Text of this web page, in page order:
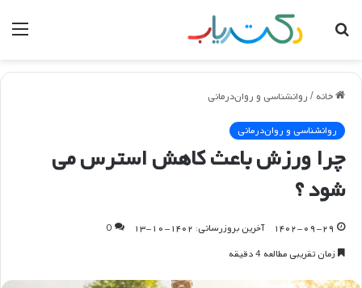
جستجو
خانه / روانشناسی و روان‌درمانی
روانشناسی و روان‌درمانی
چرا ورزش باعث کاهش استرس می
شود ؟
۱۴۰۲-۰۹-۲۹ آخرین بروزرسانی: ۱۴۰۲-۱۰-۱۳
0
زمان تقریبی مطالعه 4 دقیقه